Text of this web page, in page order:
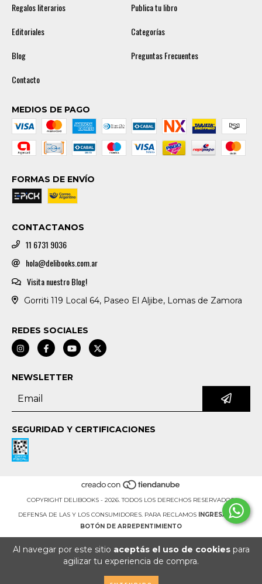
Al navegar por este sitio aceptás el uso de cookiespara
agilizar tu experiencia de compra.
Regalos literarios
Publica tu libro
Editoriales
Categorías
Blog
Preguntas Frecuentes
Contacto
MEDIOS DE PAGO
FORMAS DE ENVÍO
CONTACTANOS
11 6731 9036
hola@delibooks.com.ar
Visita nuestro Blog!
Gorriti 119 Local 64, Paseo El Aljibe, Lomas de Zamora
REDES SOCIALES
NEWSLETTER
SEGURIDAD Y CERTIFICACIONES
COPYRIGHT DELIBOOKS - 2026. TODOS LOS DERECHOS RESERVADOS.
DEFENSA DE LAS Y LOS CONSUMIDORES. PARA RECLAMOS
INGRESÁ ACÁ.
BOTÓN DE ARREPENTIMIENTO